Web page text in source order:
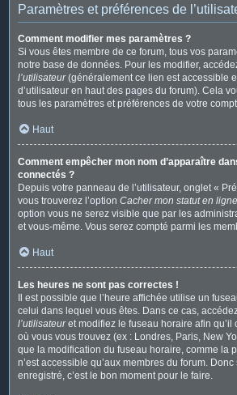
Paramètres et préférences de
Comment modifier mes paramètres ?
Si vous êtes membre de ce forum, tous vos
notre base de données. Pour les modifier,
l’utilisateur(généralement ce lien est accessible
d’utilisateur en haut des pages du forum). Cela
tous les paramètres et préférences de votre
Haut
Comment empêcher mon nom d’apparaître
connectés ?
Depuis votre panneau de l’utilisateur, onglet «
vous trouverez l’option Cacher mon statut en ligne
option vous ne serez visible que par les
et vous-même. Vous serez compté parmi les
Haut
Les heures ne sont pas correctes !
Il est possible que l’heure affichée utilise un
celui dans lequel vous êtes. Dans ce cas,
l’utilisateuret modifiez le fuseau horaire afin qu’il
où vous vous trouvez (ex : Londres, Paris, New
que la modification du fuseau horaire, comme la
n’est accessible qu’aux membres du forum. Donc
enregistré, c’est le bon moment pour le faire.